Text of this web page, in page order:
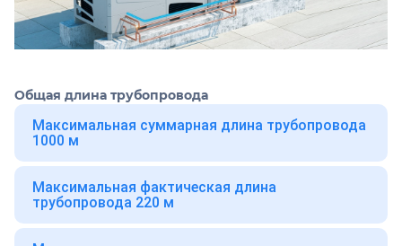
Общая длина трубопровода
Максимальная суммарная длина трубопровода
1000 м
Максимальная фактическая длина
трубопровода 220 м